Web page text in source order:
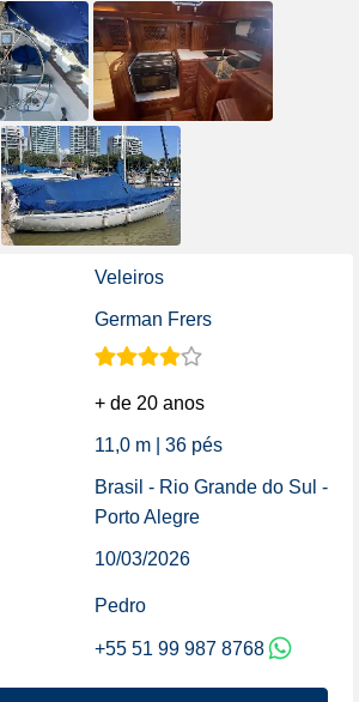
Veleiros
German Frers
+ de 20 anos
11,0 m | 36 pés
Brasil - Rio Grande do Sul -
Porto Alegre
10/03/2026
Pedro
+55 51 99 987 8768